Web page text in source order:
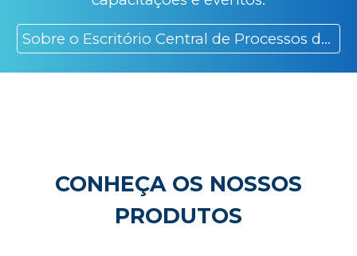
Sobre o Escritório Central de Processos de Negócios
CONHEÇA OS NOSSOS
PRODUTOS